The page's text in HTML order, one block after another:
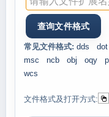
常见文件格式: dds dot
msc
ncb obj oqy
wcs
文件格式及打开方式: